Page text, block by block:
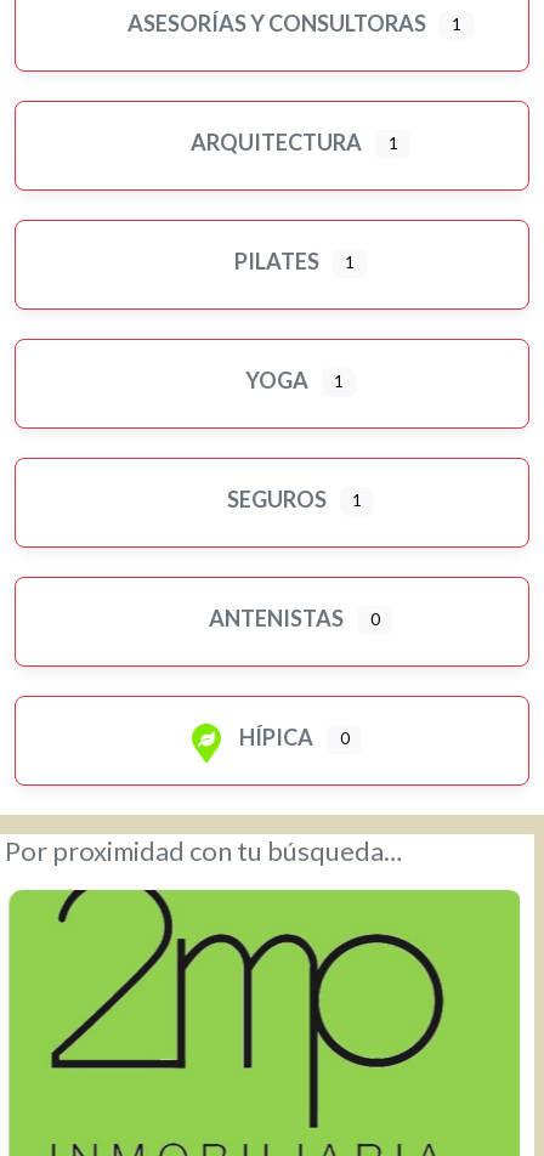
ASESORÍAS Y CONSULTORAS 1
ARQUITECTURA 1
PILATES 1
YOGA 1
SEGUROS 1
ANTENISTAS 0
HÍPICA 0
Por proximidad con tu búsqueda…